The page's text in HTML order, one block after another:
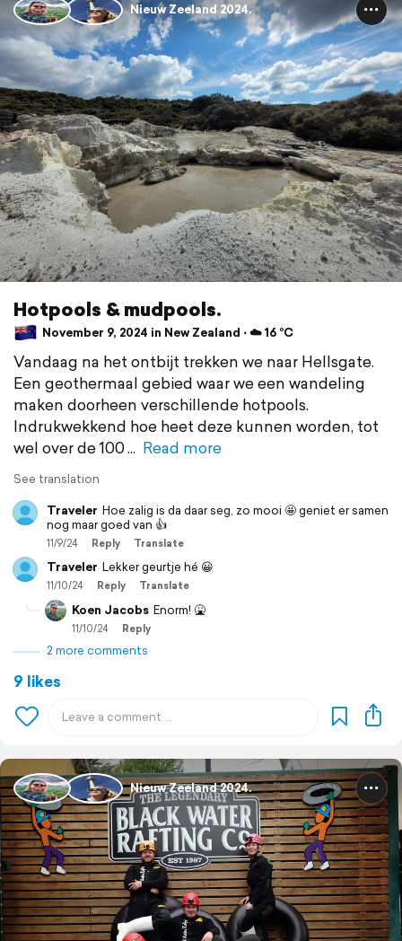
Nieuw Zeeland 2024.
Hotpools & mudpools.
November 9, 2024 in New Zealand ⋅ ☁️ 16 °C
Vandaag na het ontbijt trekken we naar Hellsgate.
Een geothermaal gebied waar we een wandeling
maken doorheen verschillende hotpools.
Indrukwekkend hoe heet deze kunnen worden, tot
wel over de 100
Read more
See translation
Traveler Hoe zalig is da daar seg, zo mooi 🤩 geniet er samen
nog maar goed van 👍
11/9/24 Reply Translate
Traveler Lekker geurtje hé 😀
11/10/24 Reply Translate
Koen Jacobs Enorm! 🤮
11/10/24 Reply
2 more comments
9 likes
Nieuw Zeeland 2024.